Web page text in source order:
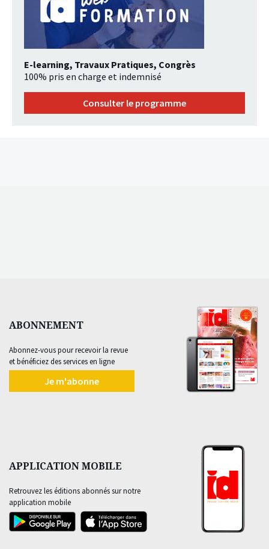
E-learning, Travaux Pratiques, Congrès
100% pris en charge et indemnisé
Consulter le programme
ABONNEMENT
Abonnez-vous pour recevoir la revue
et bénéficiez des services en ligne
Je m'abonne
APPLICATION MOBILE
Retrouvez les éditions abonnés sur notre
application mobile